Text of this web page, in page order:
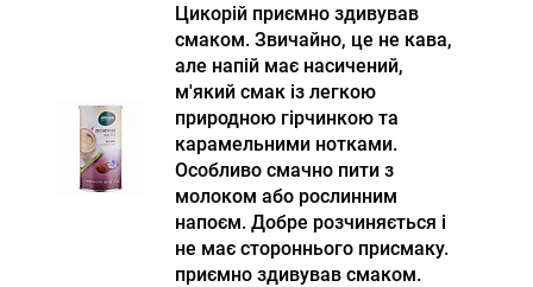
Цикорій приємно здивував
смаком. Звичайно, це не кава,
але напій має насичений,
м'який смак із легкою
природною гірчинкою та
карамельними нотками.
Особливо смачно пити з
молоком або рослинним
напоєм. Добре розчиняється і
не має стороннього присмаку.
приємно здивував смаком.